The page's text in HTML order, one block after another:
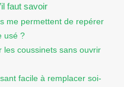
faut savoir
me permettent de repérer
usé ?
les coussinets sans ouvrir
facile à remplacer soi-